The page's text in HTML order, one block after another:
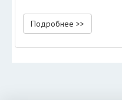
Подробнее >>